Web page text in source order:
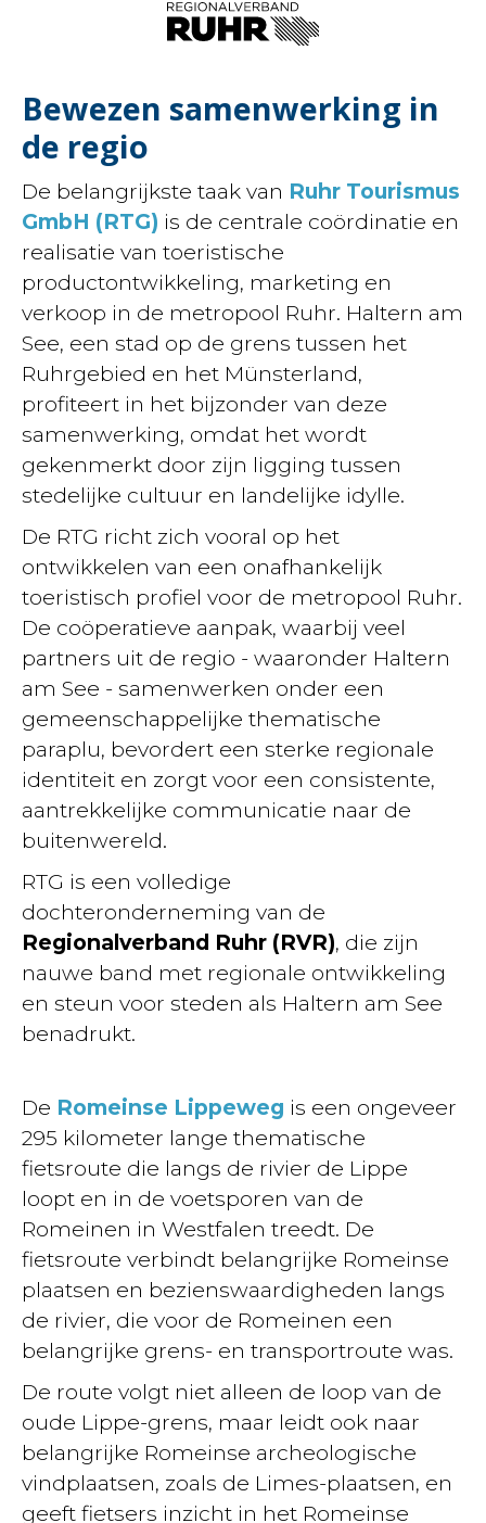
Bewezen samenwerking in
de regio
De belangrijkste taak van Ruhr Tourismus
GmbH (RTG) is de centrale coördinatie en
realisatie van toeristische
productontwikkeling, marketing en
verkoop in de metropool Ruhr. Haltern am
See, een stad op de grens tussen het
Ruhrgebied en het Münsterland,
profiteert in het bijzonder van deze
samenwerking, omdat het wordt
gekenmerkt door zijn ligging tussen
stedelijke cultuur en landelijke idylle.
De RTG richt zich vooral op het
ontwikkelen van een onafhankelijk
toeristisch profiel voor de metropool Ruhr.
De coöperatieve aanpak, waarbij veel
partners uit de regio - waaronder Haltern
am See - samenwerken onder een
gemeenschappelijke thematische
paraplu, bevordert een sterke regionale
identiteit en zorgt voor een consistente,
aantrekkelijke communicatie naar de
buitenwereld.
RTG is een volledige
dochteronderneming van de
Regionalverband Ruhr (RVR), die zijn
nauwe band met regionale ontwikkeling
en steun voor steden als Haltern am See
benadrukt.
De Romeinse Lippeweg is een ongeveer
295 kilometer lange thematische
fietsroute die langs de rivier de Lippe
loopt en in de voetsporen van de
Romeinen in Westfalen treedt. De
fietsroute verbindt belangrijke Romeinse
plaatsen en bezienswaardigheden langs
de rivier, die voor de Romeinen een
belangrijke grens- en transportroute was.
De route volgt niet alleen de loop van de
oude Lippe-grens, maar leidt ook naar
belangrijke Romeinse archeologische
vindplaatsen, zoals de Limes-plaatsen, en
geeft fietsers inzicht in het Romeinse